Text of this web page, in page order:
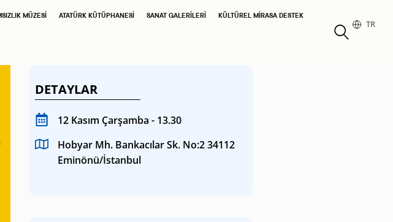
MÜZESI ATATÜRK KÜTÜPHANESI SANAT GALERILERI KÜLTÜREL MIRASA DESTEK
TR
DETAYLAR
12 Kasım Çarşamba - 13.30
Hobyar Mh. Bankacılar Sk. No:2 34112
Eminönü/İstanbul